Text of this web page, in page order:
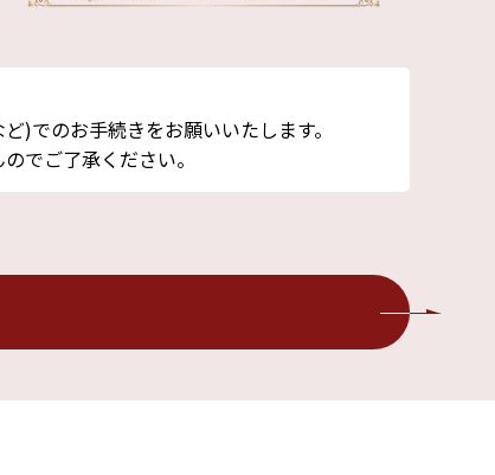
)でのお手続きをお願いいたします。
でご了承ください。